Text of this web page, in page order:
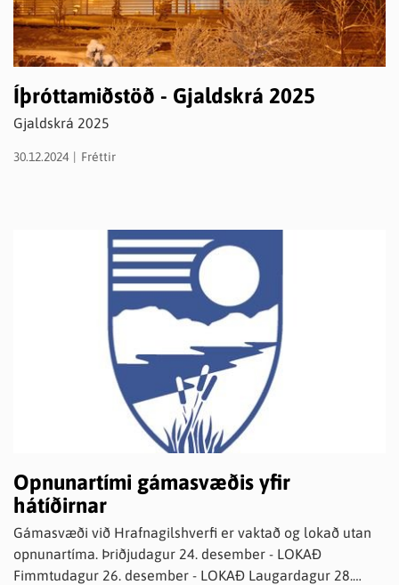
Íþróttamiðstöð - Gjaldskrá 2025
Gjaldskrá 2025
30.12.2024 Fréttir
Opnunartími gámasvæðis yfir
hátíðirnar
Gámasvæði við Hrafnagilshverfi er vaktað og lokað utan
opnunartíma. Þriðjudagur 24. desember - LOKAÐ
Fimmtudagur 26. desember - LOKAÐ Laugardagur 28.